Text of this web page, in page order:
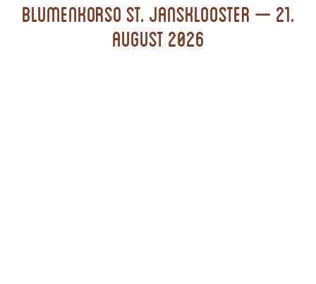
Blumenkorso St. Jansklooster – 21.
August 2026